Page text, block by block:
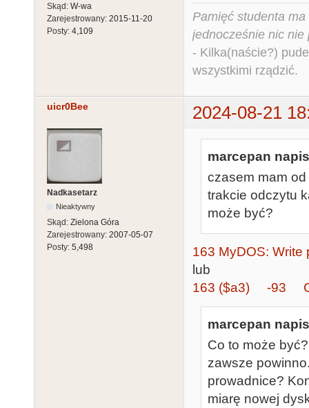
Skąd: W-wa
Zarejestrowany: 2015-11-20
Posty: 4,109
Pamięć studenta
jednocześnie nic nie
- Kilka(naście?)
wszystkimi rządzić.
uicr0Bee 2024-08-21
Nadkasetarz
Nieaktywny
Skąd: Zielona Góra
Zarejestrowany: 2007-05-07
Posty: 5,498
marcepan
czasem mam od
trakcie odczytu
może być?
163 MyDOS: Write
lub
163 ($a3) -93
marcepan
Co to może
zawsze
prowadnice?
miarę nowej